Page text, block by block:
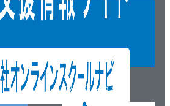
ウェブショップ